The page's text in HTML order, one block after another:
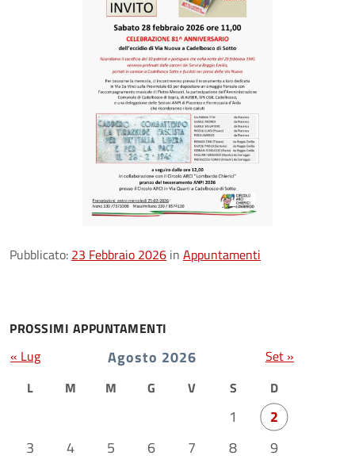
Pubblicato: 23 Febbraio 2026 in Appuntamenti
PROSSIMI APPUNTAMENTI
Agosto 2026
L M M G V S D
1
2
3
4 5 6 7 8
9
« Lug Set »